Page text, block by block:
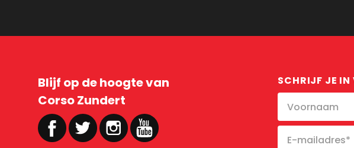
Blijf op de hoogte van
Corso Zundert
SCHRIJF JE IN